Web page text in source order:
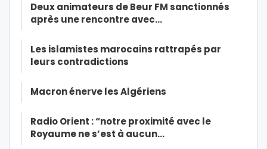
Deux animateurs de Beur FM sanctionnés
après une rencontre avec…
Les islamistes marocains rattrapés par
leurs contradictions
Macron énerve les Algériens
Radio Orient : “notre proximité avec le
Royaume ne s’est à aucun…